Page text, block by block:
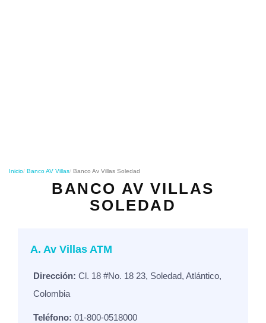
Inicio Banco AV Villas Banco Av Villas Soledad
BANCO AV VILLAS
SOLEDAD
A. Av Villas ATM
Dirección: Cl. 18 #No. 18 23, Soledad, Atlántico,
Colombia
Teléfono: 01-800-0518000